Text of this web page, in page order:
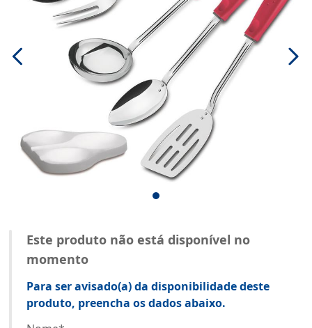
Este produto não está disponível no
momento
Para ser avisado(a) da disponibilidade deste
produto, preencha os dados abaixo.